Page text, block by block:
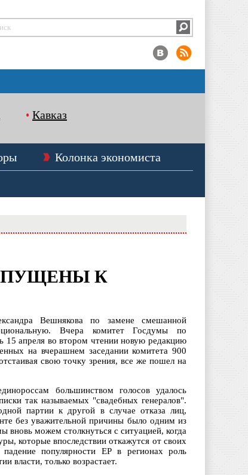
Кавказ
Колонка экономиста
К
Вешнякова по замене смешанной
Вчера комитет Госдумы по
15 апреля во втором чтении новую редакцию
на вчерашнем заседании комитета 900
свою точку зрения, все же пошел на
большинством голосов удалось
так называемых "свадебных генералов".
партии к другой в случае отказа лиц,
без уважительной причины было одним из
можем столкнуться с ситуацией, когда
которые впоследствии откажутся от своих
популярности ЕР в регионах роль
власти, только возрастает.